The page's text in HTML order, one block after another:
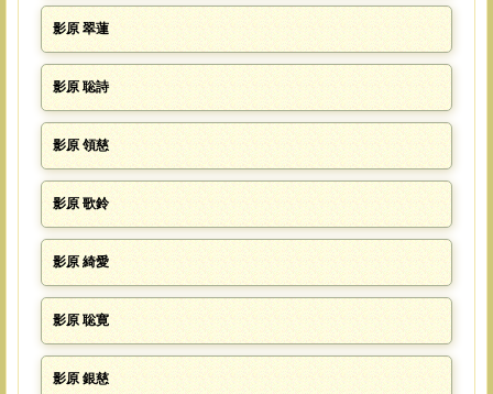
影原 翠蓮
影原 聡詩
影原 領慈
影原 歌鈴
影原 綺愛
影原 聡寛
影原 銀慈